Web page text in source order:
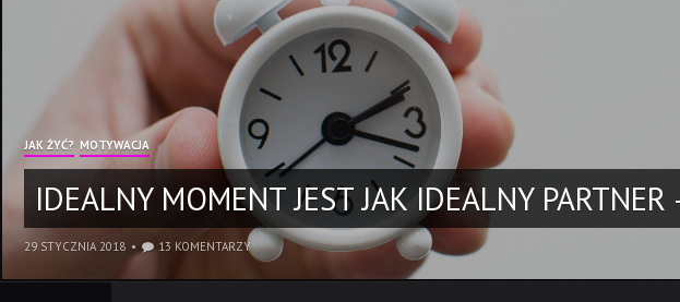
JAK ŻYĆ? MOTYWACJA
IDEALNY MOMENT JEST JAK IDEALNY PARTNER
29 STYCZNIA 2018 13 KOMENTARZY